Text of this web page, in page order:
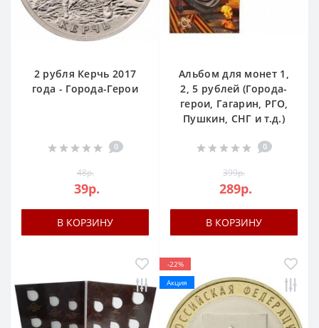
2 рубля Керчь 2017
года - Города-Герои
0
48р.
39р.
В КОРЗИНУ
Альбом для монет 1,
2, 5 рублей (Города-
герои, Гагарин, РГО,
Пушкин, СНГ и т.д.)
0
399р.
289р.
В КОРЗИНУ
-22%
Акция